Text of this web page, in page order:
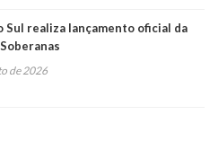
Sul realiza lançamento oficial da
de 2026